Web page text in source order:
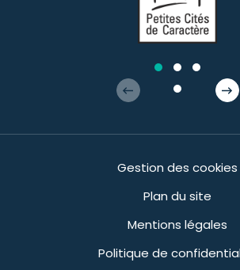
Gestion des cookies
Plan du site
Mentions légales
Politique de